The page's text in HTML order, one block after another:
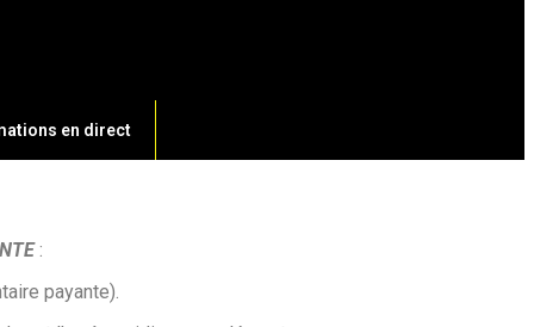
en direct
:
payante).